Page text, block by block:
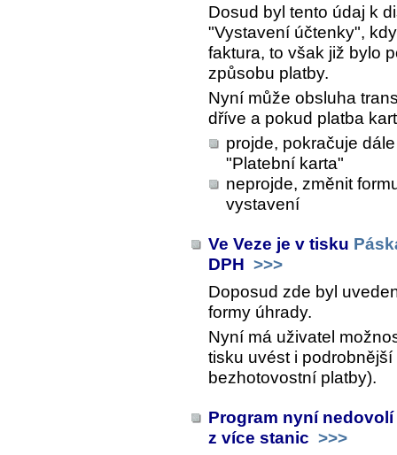
Dosud byl tento údaj k
"Vystavení účtenky",
faktura, to však již bylo
způsobu platby.
Nyní může obsluha
dříve a pokud platba
projde, pokračuje
"Platební karta"
neprojde, změnit
vystavení
Ve Veze je v tisku
DPH >>>
Doposud zde byl
formy úhrady.
Nyní má uživatel
tisku uvést i
bezhotovostní platby).
Program nyní
z více stanic >>>